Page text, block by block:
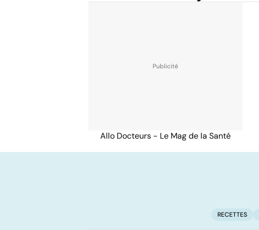
Allo Docteurs - Le Mag de la Santé
RECETTES